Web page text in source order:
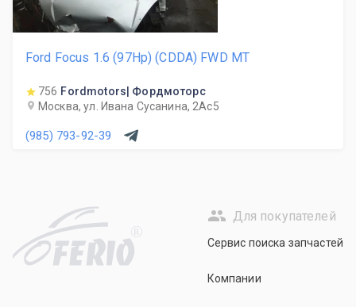
Ford Focus 1.6 (97Hp) (CDDA) FWD MT
756 Fordmotors| Фордмоторс
Москва, ул. Ивана Сусанина, 2Ас5
(985) 793-92-39
R
Для покупателей
Сервис поиска запчастей
Компании